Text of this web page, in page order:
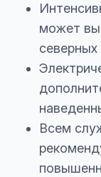
может
северных
Всем